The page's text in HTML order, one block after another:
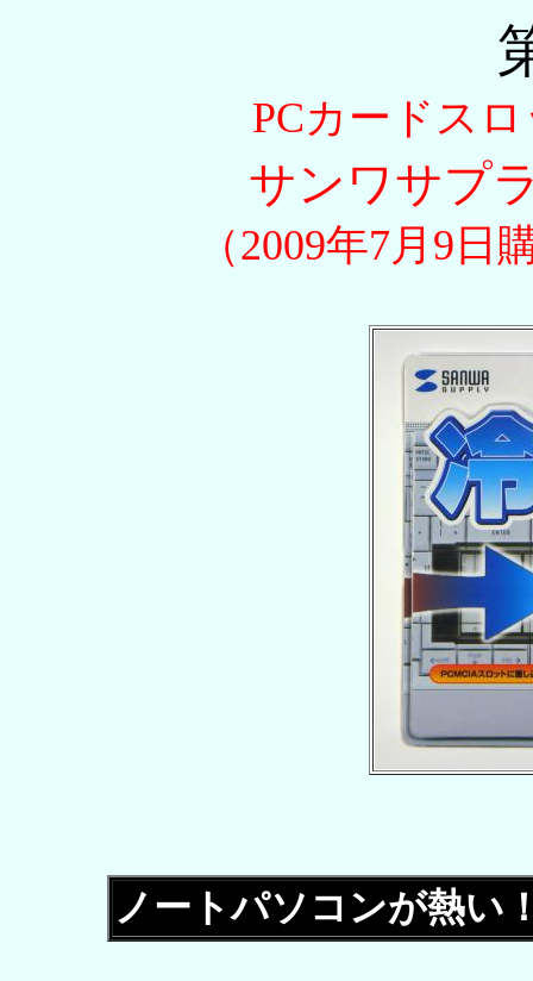
PCカードス
サンワサ
（2009年7月9日
ノートパソコンが熱い